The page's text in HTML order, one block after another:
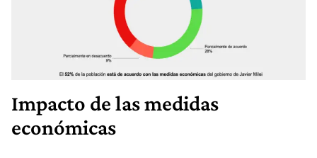
Impacto de las medidas
económicas